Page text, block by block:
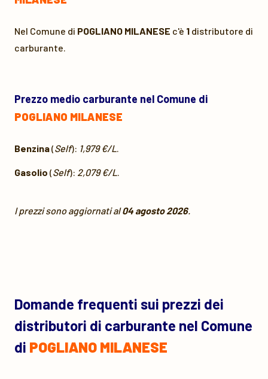
Nel Comune di POGLIANO MILANESE c'è 1 distributore di
carburante.
Prezzo medio carburante nel Comune di
POGLIANO MILANESE
Benzina(Self): 1,979 €/L.
Gasolio (Self): 2,079 €/L.
I prezzi sono aggiornati al04 agosto 2026.
Domande frequenti sui prezzi dei
distributori di carburante nel Comune
di POGLIANO MILANESE